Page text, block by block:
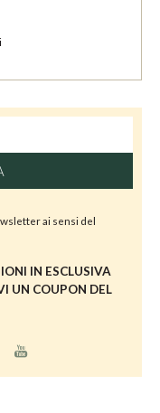
ai sensi del
IN ESCLUSIVA
UN COUPON DEL